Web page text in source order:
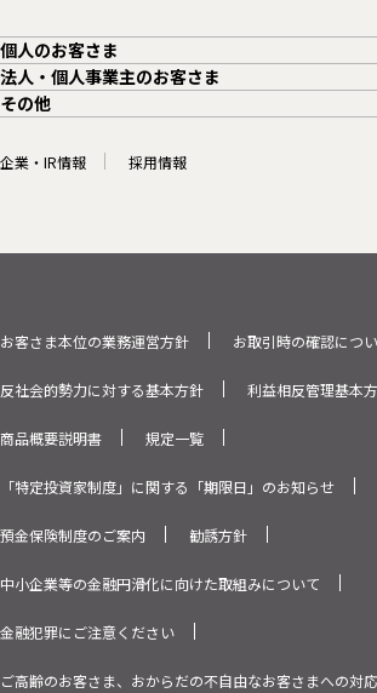
個人のお客さま
法人・個人事業主のお客さま
その他
企業・IR情報 採用情報
お客さま本位の業務運営方針 お取引時の確認につ
反社会的勢力に対する基本方針 利益相反管理基本
商品概要説明書 規定一覧
「特定投資家制度」に関する「期限日」のお知らせ
預金保険制度のご案内 勧誘方針
中小企業等の金融円滑化に向けた取組みについて
金融犯罪にご注意ください
ご高齢のお客さま、おからだの不自由なお客さまへの対